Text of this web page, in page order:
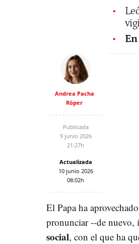
Andrea Pacha
Röper
Publicada
9 junio 2026
21:27h
Actualizada
10 junio 2026
08:02h
El Papa ha
pronunciar --de nuevo,
social, con el que ha